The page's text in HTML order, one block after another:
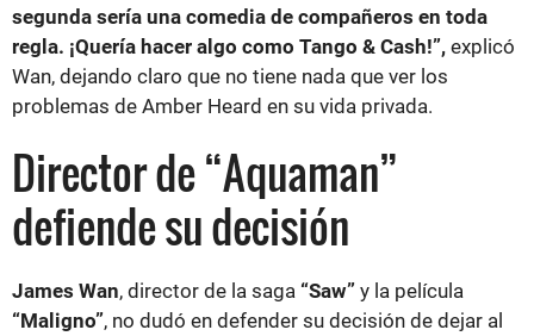
segunda sería una comedia de compañeros en toda
regla. ¡Quería hacer algo como Tango & Cash!”, explicó
Wan, dejando claro que no tiene nada que ver los
problemas de Amber Heard en su vida privada.
Director de “Aquaman”
defiende su decisión
James Wan, director de la saga “Saw” y la película
“Maligno”, no dudó en defender su decisión de dejar al